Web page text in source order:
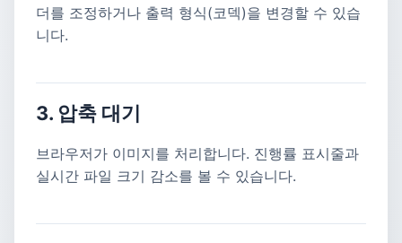
더를 조정하거나 출력 형식(코덱)을 변경할 수 있습
니다.
3. 압축 대기
브라우저가 이미지를 처리합니다. 진행률 표시줄과
실시간 파일 크기 감소를 볼 수 있습니다.